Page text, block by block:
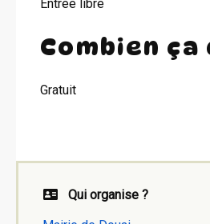
Entrée libre
Combien ça
Gratuit
Qui organise ?